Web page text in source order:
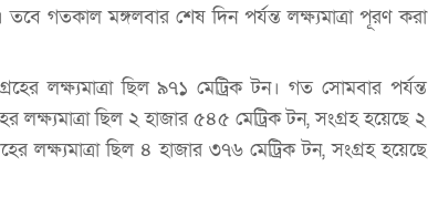
গতকাল মঙ্গলবার শেষ দিন পর্যন্ত লক্ষ্যমাত্রা পূরণ করা
লক্ষ্যমাত্রা ছিল ৯৭১ মেট্রিক টন। গত সোমবার পর্যন্ত
লক্ষ্যমাত্রা ছিল ২ হাজার ৫৪৫ মেট্রিক টন, সংগ্রহ হয়েছে ২
লক্ষ্যমাত্রা ছিল ৪ হাজার ৩৭৬ মেট্রিক টন, সংগ্রহ হয়েছে